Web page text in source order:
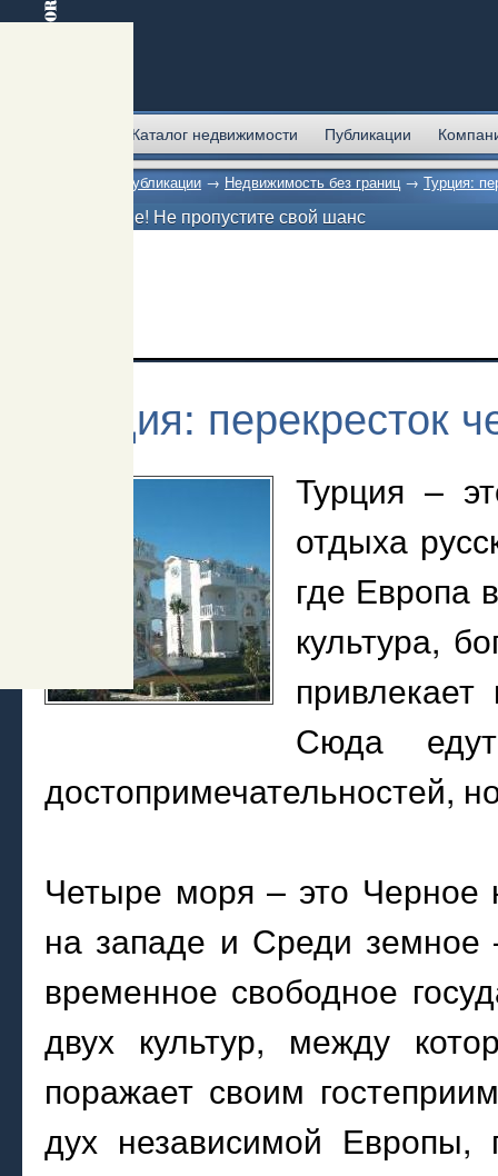
Каталог недвижимости Публикации
Публикации → Недвижимость без границ → Турция:
Внимание! Не пропустите свой шанс
Турция: перекресток
Турция –
отдыха
где Европа
культура,
Сюда
достопримечательностей,
Четыре моря – это Черное
на западе и Среди земное
временное свободное
двух культур, между
поражает своим
дух независимой